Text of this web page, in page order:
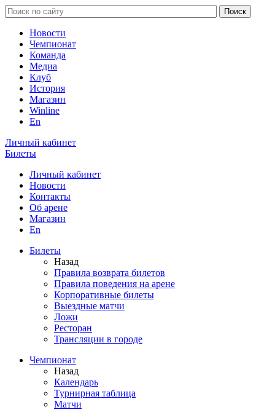
Новости
Чемпионат
Команда
Медиа
Клуб
История
Магазин
Winline
En
Личный кабинет
Билеты
Личный кабинет
Новости
Контакты
Об арене
Магазин
En
Билеты
Назад
Правила возврата билетов
Правила поведения на арене
Корпоративные билеты
Выездные матчи
Ложи
Ресторан
Трансляции в городе
Чемпионат
Назад
Календарь
Турнирная таблица
Матчи